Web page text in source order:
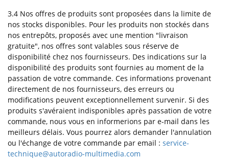
3.4 Nos offres de produits sont proposées dans la limite de
nos stocks disponibles. Pour les produits non stockés dans
nos entrepôts, proposés avec une mention "livraison
gratuite", nos offres sont valables sous réserve de
disponibilité chez nos fournisseurs. Des indications sur la
disponibilité des produits sont fournies au moment de la
passation de votre commande. Ces informations provenant
directement de nos fournisseurs, des erreurs ou
modifications peuvent exceptionnellement survenir. Si des
produits s'avéraient indisponibles après passation de votre
commande, nous vous en informerions par e-mail dans les
meilleurs délais. Vous pourrez alors demander l'annulation
ou l'échange de votre commande par email : service-
technique@autoradio-multimedia.com